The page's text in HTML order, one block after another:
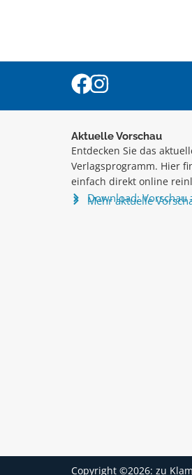
Aktuelle Vorschau
Entdecken Sie das
Verlagsprogramm. Hier
einfach direkt online
Download: Vorschau
Mehr aktuelle
Copyright ©2026: zu